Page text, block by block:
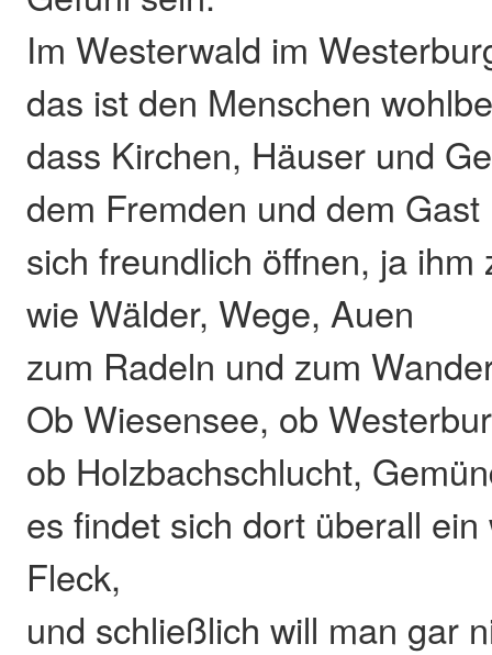
Im Westerwald im
das ist den Menschen
dass Kirchen, Häuser und
dem Fremden und dem Gast
sich freundlich öffnen, ja ihm
wie Wälder, Wege, Auen
zum Radeln und zum
Ob Wiesensee, ob
ob Holzbachschlucht,
es findet sich dort überall
Fleck,
und schließlich will man gar